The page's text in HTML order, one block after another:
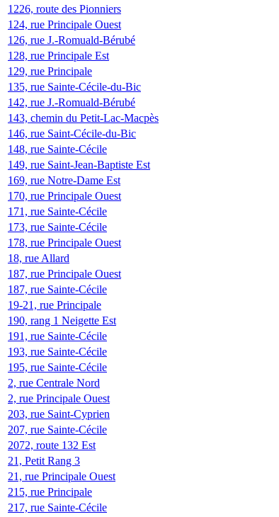
1226, route des Pionniers
124, rue Principale Ouest
126, rue J.-Romuald-Bérubé
128, rue Principale Est
129, rue Principale
135, rue Sainte-Cécile-du-Bic
142, rue J.-Romuald-Bérubé
143, chemin du Petit-Lac-Macpès
146, rue Saint-Cécile-du-Bic
148, rue Sainte-Cécile
149, rue Saint-Jean-Baptiste Est
169, rue Notre-Dame Est
170, rue Principale Ouest
171, rue Sainte-Cécile
173, rue Sainte-Cécile
178, rue Principale Ouest
18, rue Allard
187, rue Principale Ouest
187, rue Sainte-Cécile
19-21, rue Principale
190, rang 1 Neigette Est
191, rue Sainte-Cécile
193, rue Sainte-Cécile
195, rue Sainte-Cécile
2, rue Centrale Nord
2, rue Principale Ouest
203, rue Saint-Cyprien
207, rue Sainte-Cécile
2072, route 132 Est
21, Petit Rang 3
21, rue Principale Ouest
215, rue Principale
217, rue Sainte-Cécile